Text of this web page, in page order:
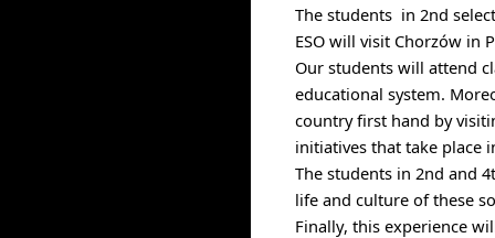
The students  in 2nd
ESO will visit Chorzów in
Our students will attend
educational system.
country first hand by
initiatives that take place
The students in 2nd and
life and culture of these
Finally, this experience